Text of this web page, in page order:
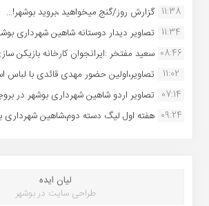
11:38 گزارش روز/گنج میخواهید ،بروید بوشهر!...
11:34 تصاویر دیدار دوستانه شاهین شهردارى
08:46 سعید مفتخر :ایرانجوان کارخانه بازیکن
11:02
تصاویر،اولین حضور مهدی قائدی با لباس
07:14 تصاویر اردو شاهین شهرداری بوشهر در
09:24 هفته اول لیگ دسته دوم،شاهین شهرداری
لیان ایده
طراحی سایت در بوشهر